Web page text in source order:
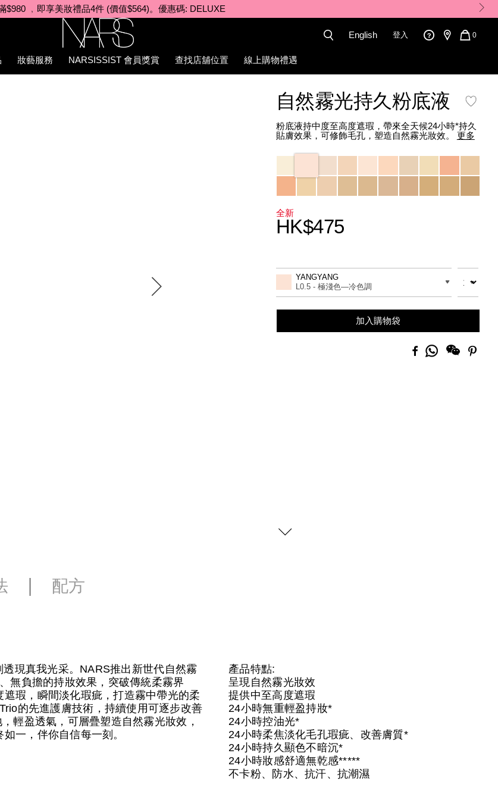
全新Light Reflecting™原生光亮肌卸妝油即享免運費
English 登入
CART
0
妝藝服務 NARSISSIST 會員獎賞 查找店舖位置 線上購物禮遇
自然霧光持久粉底液
粉底液持中度至高度遮瑕，帶來全天候24小時*持久
貼膚效果，可修飾毛孔，塑造自然霧光妝效。 更多
Variations
全新
HK$475
to
options
Actions
差別
YANGYANG
L0.5 - 極淺色​—冷色調
數量
加入購物袋
Facebook
分
配方
現真我光采。NARS推出新世代自然霧
無負擔的持妝效果，突破傳統柔霧界
瑕，瞬間淡化瑕疵，打造霧中帶光的柔
的先進護膚技術，持續使用可逐步改善
輕盈透氣，可層疊塑造自然霧光妝效，
一，伴你自信每一刻。
產品特點:
呈現自然霧光妝效
提供中至高度遮瑕
24小時無重輕盈持妝*
24小時控油光*
24小時柔焦淡化毛孔瑕疵、改善膚質*
24小時持久顯色不暗沉*
24小時妝感舒適無乾感*****
不卡粉、防水、抗汗、抗潮濕